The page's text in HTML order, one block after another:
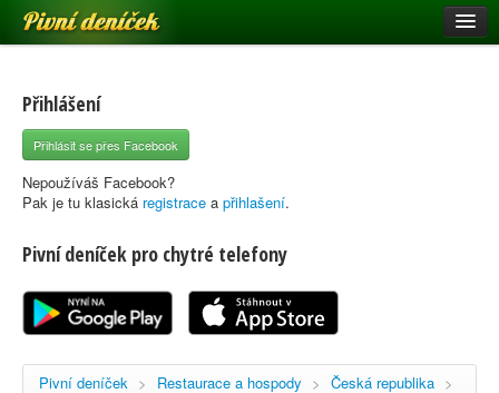
Pivní deníček
Pivní mapa
Pivní značky
Nápověda
Registrace
Přihlášení
Přihlásit se přes Facebook
Nepoužíváš Facebook?
Pak je tu klasická registrace a přihlašení.
Pivní deníček pro chytré telefony
Pivní deníček > Restaurace a hospody > Česká republika >